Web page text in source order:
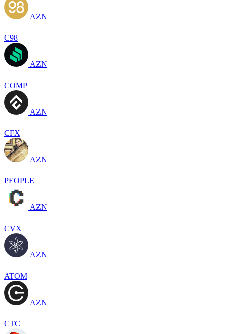
AZN
C98
AZN
COMP
AZN
CFX
AZN
PEOPLE
AZN
CVX
AZN
ATOM
AZN
CTC